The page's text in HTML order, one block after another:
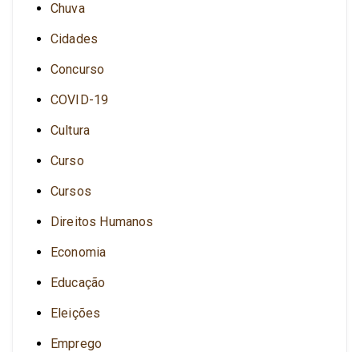
Chuva
Cidades
Concurso
COVID-19
Cultura
Curso
Cursos
Direitos Humanos
Economia
Educação
Eleições
Emprego